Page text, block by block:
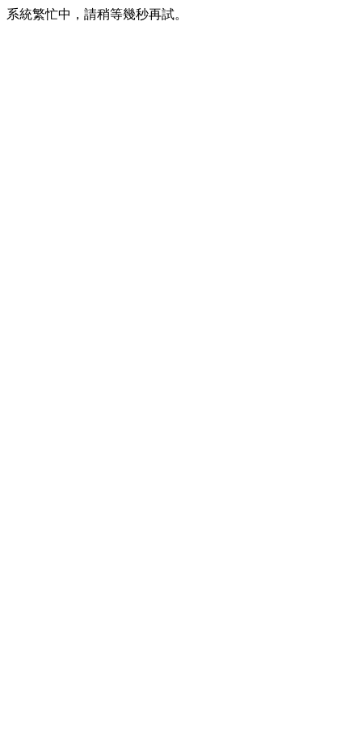
系統繁忙中，請稍等幾秒再試。